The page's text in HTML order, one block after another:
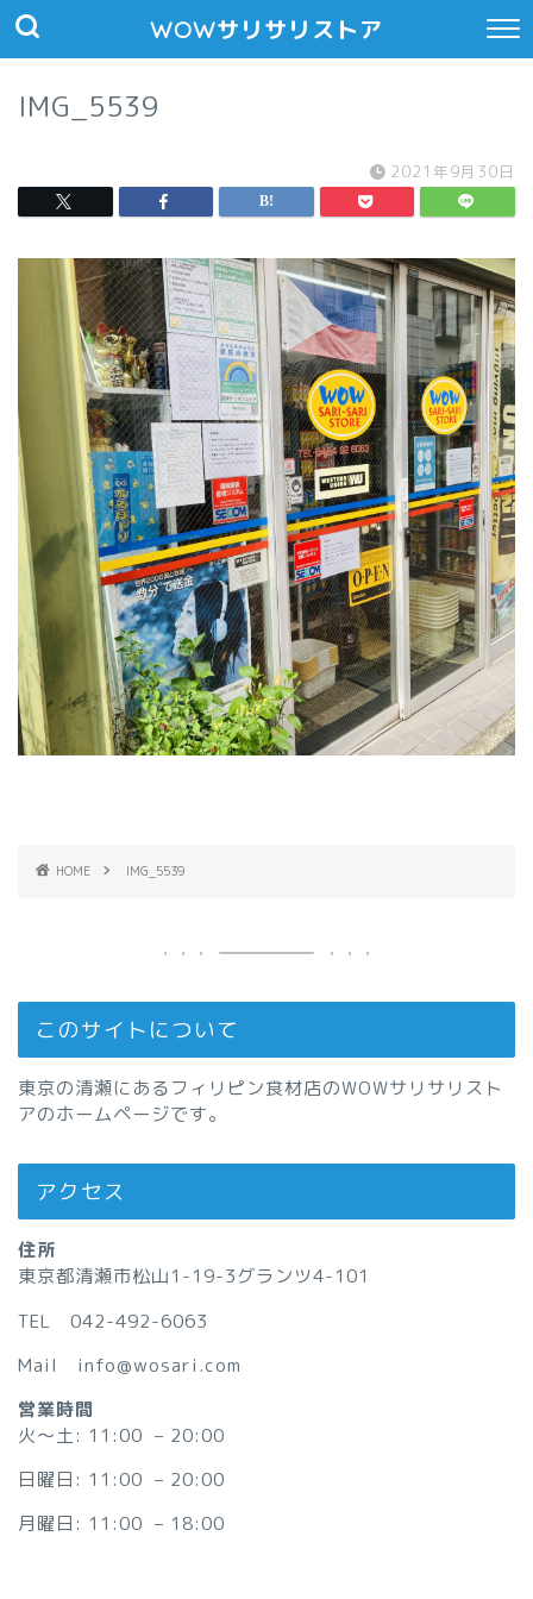
WOWサリサリストア
IMG_5539
2021年9月30日
HOME IMG_5539
このサイトについて
東京の清瀬にあるフィリピン食材店のWOWサリサリスト
アのホームページです。
アクセス
住所
東京都清瀬市松山1-19-3グランツ4-101
TEL 042-492-6063
Mail info@wosari.com
営業時間
火〜土: 11:00 – 20:00
日曜日: 11:00 – 20:00
月曜日: 11:00 – 18:00